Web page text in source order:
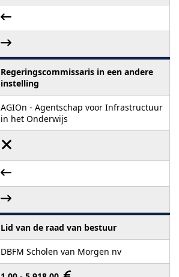
Regeringscommissaris in een andere
instelling
AGIOn - Agentschap voor Infrastructuur
in het Onderwijs
Lid van de raad van bestuur
DBFM Scholen van Morgen nv